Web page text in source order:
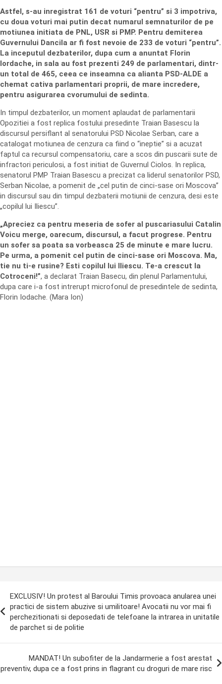
Astfel, s-au inregistrat 161 de voturi “pentru” si 3 impotriva,
cu doua voturi mai putin decat numarul semnaturilor de pe
motiunea initiata de PNL, USR si PMP. Pentru demiterea
Guvernului Dancila ar fi fost nevoie de 233 de voturi “pentru”.
La inceputul dezbaterilor, dupa cum a anuntat Florin
Iordache, in sala au fost prezenti 249 de parlamentari, dintr-
un total de 465, ceea ce inseamna ca alianta PSD-ALDE a
chemat cativa parlamentari proprii, de mare incredere,
pentru asigurarea cvorumului de sedinta.
In timpul dezbaterilor, un moment aplaudat de parlamentarii
Opozitiei a fost replica fostului presedinte Traian Basescu la
discursul persiflant al senatorului PSD Nicolae Serban, care a
catalogat motiunea de cenzura ca fiind o “ineptie” si a acuzat
faptul ca recursul compensatoriu, care a scos din puscarii sute de
infractori periculosi, a fost initiat de Guvernul Ciolos. In replica,
senatorul PMP Traian Basescu a precizat ca liderul senatorilor PSD,
Serban Nicolae, a pomenit de „cel putin de cinci-sase ori Moscova”
in discursul sau din timpul dezbaterii motiunii de cenzura, desi este
„copilul lui Iliescu”.
„Apreciez ca pentru meseria de sofer al puscariasului Catalin
Voicu merge, oarecum, discursul, a facut progrese. Pentru
un sofer sa poata sa vorbeasca 25 de minute e mare lucru.
Pe urma, a pomenit cel putin de cinci-sase ori Moscova. Ma,
tie nu ti-e rusine? Esti copilul lui Iliescu. Te-a crescut la
Cotroceni!”, a declarat Traian Basecu, din plenul Parlamentului,
dupa care i-a fost intrerupt microfonul de presedintele de sedinta,
Florin Iodache. (Mara Ion)
EXCLUSIV! Un protest al Baroului Timis provoaca anularea unei
practici de sistem abuzive si umilitoare! Avocatii nu vor mai fi
perchezitionati si deposedati de telefoane la intrarea in unitatile
de parchet si de politie
MANDAT! Un subofiter de la Jandarmerie a fost arestat
preventiv, dupa ce a fost prins in flagrant cu droguri de mare risc